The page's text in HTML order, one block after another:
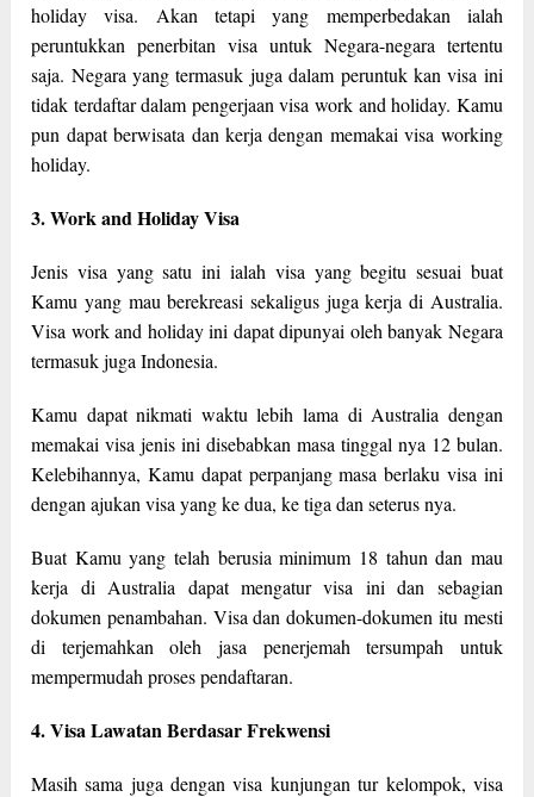
holiday visa. Akan tetapi yang memperbedakan ialah
peruntukkan penerbitan visa untuk Negara-negara tertentu
saja. Negara yang termasuk juga dalam peruntuk kan visa ini
tidak terdaftar dalam pengerjaan visa work and holiday. Kamu
pun dapat berwisata dan kerja dengan memakai visa working
holiday.
3. Work and Holiday Visa
Jenis visa yang satu ini ialah visa yang begitu sesuai buat
Kamu yang mau berekreasi sekaligus juga kerja di Australia.
Visa work and holiday ini dapat dipunyai oleh banyak Negara
termasuk juga Indonesia.
Kamu dapat nikmati waktu lebih lama di Australia dengan
memakai visa jenis ini disebabkan masa tinggal nya 12 bulan.
Kelebihannya, Kamu dapat perpanjang masa berlaku visa ini
dengan ajukan visa yang ke dua, ke tiga dan seterus nya.
Buat Kamu yang telah berusia minimum 18 tahun dan mau
kerja di Australia dapat mengatur visa ini dan sebagian
dokumen penambahan. Visa dan dokumen-dokumen itu mesti
di terjemahkan oleh jasa penerjemah tersumpah untuk
mempermudah proses pendaftaran.
4. Visa Lawatan Berdasar Frekwensi
Masih sama juga dengan visa kunjungan tur kelompok, visa